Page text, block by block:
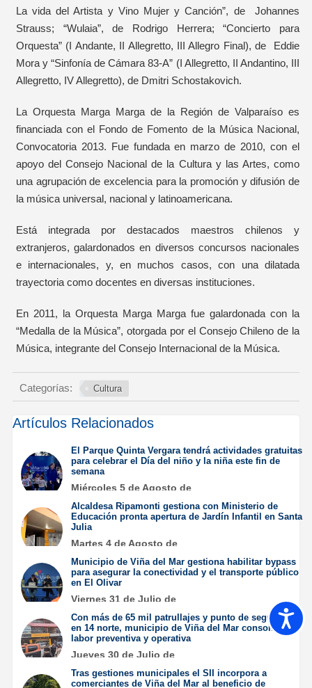
La vida del Artista y Vino Mujer y Canción”, de Johannes
Strauss; “Wulaia”, de Rodrigo Herrera; “Concierto para
Orquesta” (I Andante, II Allegretto, III Allegro Final), de Eddie
Mora y “Sinfonía de Cámara 83-A” (I Allegretto, II Andantino, III
Allegretto, IV Allegretto), de Dmitri Schostakovich.
La Orquesta Marga Marga de la Región de Valparaíso es
financiada con el Fondo de Fomento de la Música Nacional,
Convocatoria 2013. Fue fundada en marzo de 2010, con el
apoyo del Consejo Nacional de la Cultura y las Artes, como
una agrupación de excelencia para la promoción y difusión de
la música universal, nacional y latinoamericana.
Está integrada por destacados maestros chilenos y
extranjeros, galardonados en diversos concursos nacionales
e internacionales, y, en muchos casos, con una dilatada
trayectoria como docentes en diversas instituciones.
En 2011, la Orquesta Marga Marga fue galardonada con la
“Medalla de la Música”, otorgada por el Consejo Chileno de la
Música, integrante del Consejo Internacional de la Música.
Categorías: Cultura
Artículos Relacionados
El Parque Quinta Vergara tendrá actividades gratuitas
para celebrar el Día del niño y la niña este fin de
semana
Miércoles 5 de Agosto de
Alcaldesa Ripamonti gestiona con Ministerio de
Educación pronta apertura de Jardín Infantil en Santa
Julia
Martes 4 de Agosto de
Municipio de Viña del Mar gestiona habilitar bypass
para asegurar la conectividad y el transporte público
en El Olivar
Viernes 31 de Julio de
Con más de 65 mil patrullajes y punto de seguridad
en 14 norte, municipio de Viña del Mar consolida su
labor preventiva y operativa
Jueves 30 de Julio de
Tras gestiones municipales el SII incorpora a
comerciantes de Viña del Mar al beneficio de